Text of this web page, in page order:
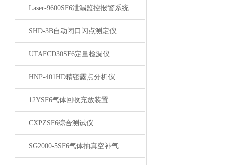
Laser-9600SF6泄漏监控报警系统
SHD-3B自动闭口闪点测定仪
UTAFCD30SF6定量检漏仪
HNP-401HD精密露点分析仪
12YSF6气体回收充放装置
CXPZSF6综合测试仪
SG2000-5SF6气体抽真空补气装置